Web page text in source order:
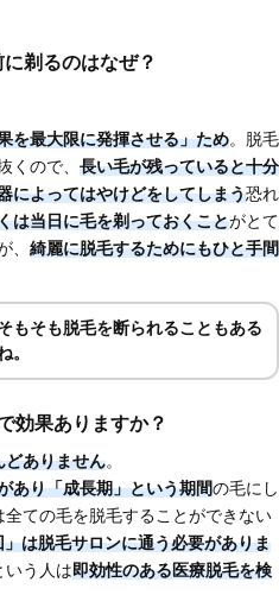
剃るのはなぜ？
を最大限に発揮させる」ため。脱毛
くので、 長い毛が残っていると十分
によってはやけどをしてしまう恐れ
は当日に毛を剃っておくことがとて
、 綺麗に脱毛するためにもひと手間
もそも脱毛を断られることもある
。
効果ありますか？
どありません。
あり「成長期」という期間の毛にし
ての毛を脱毛することができない
は脱毛サロンに通う必要がありま
いう人は即効性のある医療脱毛を検